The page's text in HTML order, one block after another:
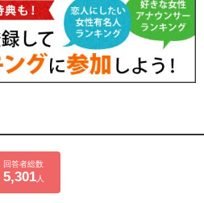
回答者総数
5,301人